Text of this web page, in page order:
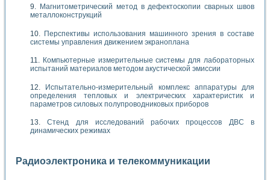
Магнитометрический метод в дефектоскопии сварных швов
металлоконструкций
Перспективы использования машинного зрения в составе
системы управления движением экраноплана
Компьютерные измерительные системы для лабораторных
испытаний материалов методом акустической эмиссии
Испытательно-измерительный комплекс аппаратуры для
определения тепловых и электрических характеристик и
параметров силовых полупроводниковых приборов
Стенд для исследований рабочих процессов ДВС в
динамических режимах
Радиоэлектроника и телекоммуникации